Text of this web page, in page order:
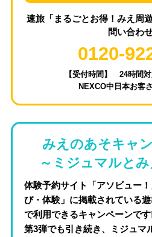
速旅「まるごとお得！みえ周
問い合わ
0120-
【受付時間】 24時間対
NEXCO中日本お客
みえのあそキャン
～ミジュマルと
体験予約サイト「アソビュー
び・体験」に掲載されている
で利用できるキャンペーンで
第3弾でも引き続き、ミジュマ